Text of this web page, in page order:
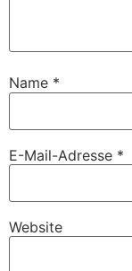
Name *
E-Mail-Adresse *
Website